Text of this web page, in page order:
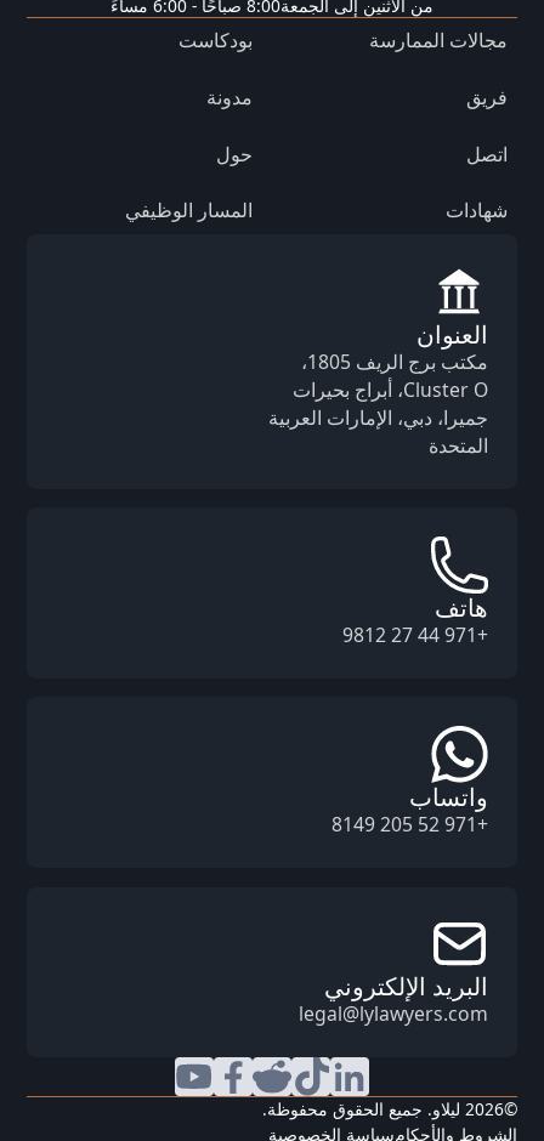
من الاثنين إلى الجمعة8:00 صباحًا - 6:00 مساءً
مجالات الممارسة بودكاست
فريق مدونة
اتصل حول
شهادات المسار الوظيفي
العنوان
مكتب برج الريف 1805،
Cluster O، أبراج بحيرات
جميرا، دبي، الإمارات العربية
المتحدة
هاتف
+971 44 27 9812
واتساب
+971 52 205 8149
البريد الإلكتروني
legal@lylawyers.com
©
2026 ليلاو. جميع الحقوق محفوظة.
الشروط والأحكامسياسة الخصوصية